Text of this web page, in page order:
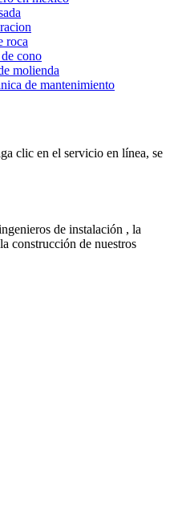
roca
cono
molienda
de mantenimiento
clic en el servicio en línea, se
de instalación , la
construcción de nuestros